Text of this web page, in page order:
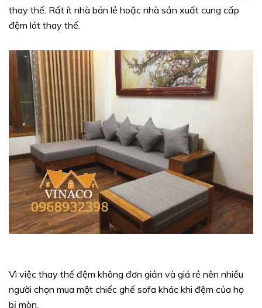
thay thế. Rất ít nhà bán lẻ hoặc nhà sản xuất cung cấp
đệm lót thay thế.
Vì việc thay thế đệm không đơn giản và giá rẻ nên nhiều
người chọn mua một chiếc ghế sofa khác khi đệm của họ
bị mòn.